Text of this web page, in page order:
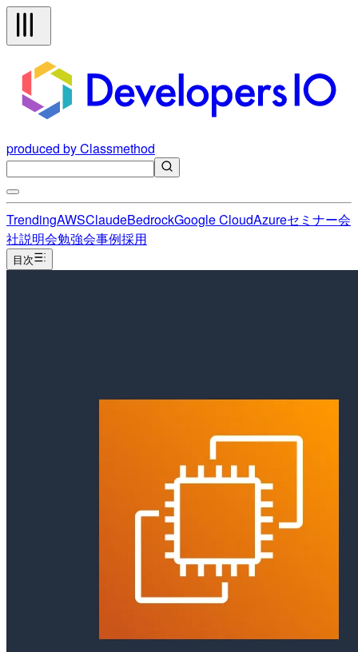
produced by Classmethod
TrendingAWSClaudeBedrockGoogle CloudAzureセミナー会
社説明会勉強会事例採用
目次